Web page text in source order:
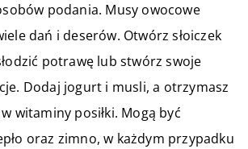
podania. Musy owocowe
dań i deserów. Otwórz słoiczek
potrawę lub stwórz swoje
Dodaj jogurt i musli, a otrzymasz
witaminy posiłki. Mogą być
oraz zimno, w każdym przypadku